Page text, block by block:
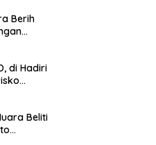
Berih
2024
di Hadiri
ke-79Beliti